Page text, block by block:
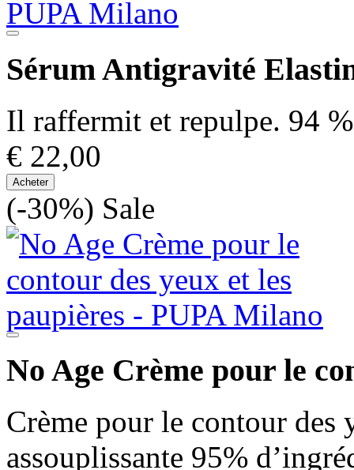
Sérum Antigravité
Il raffermit et repulpe. 94
€ 22,00
Acheter
(-30%) Sale
No Age Crème pour le
Crème pour le contour
assouplissante 95%